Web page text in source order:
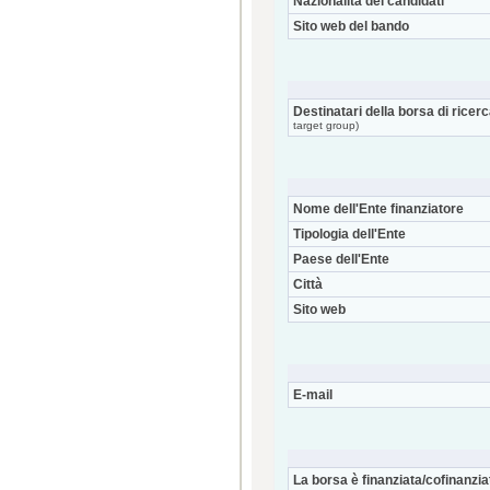
Sito web del bando
Destinatari della borsa di
target group)
Nome dell'Ente finanziatore
Tipologia dell'Ente
Paese dell'Ente
Città
Sito web
E-mail
La borsa è finanziata/